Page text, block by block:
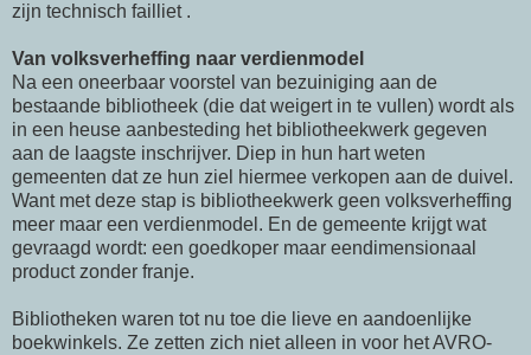
zijn technisch failliet .
Van volksverheffing naar verdienmodel
Na een oneerbaar voorstel van bezuiniging aan de
bestaande bibliotheek (die dat weigert in te vullen) wordt als
in een heuse aanbesteding het bibliotheekwerk gegeven
aan de laagste inschrijver. Diep in hun hart weten
gemeenten dat ze hun ziel hiermee verkopen aan de duivel.
Want met deze stap is bibliotheekwerk geen volksverheffing
meer maar een verdienmodel. En de gemeente krijgt wat
gevraagd wordt: een goedkoper maar eendimensionaal
product zonder franje.
Bibliotheken waren tot nu toe die lieve en aandoenlijke
boekwinkels. Ze zetten zich niet alleen in voor het AVRO-